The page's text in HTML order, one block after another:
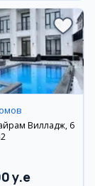
Вилладж, 6
y.e